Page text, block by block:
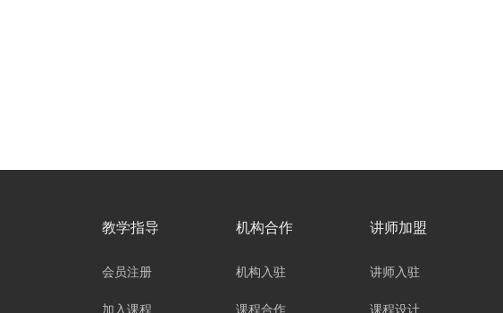
教学指导
会员注册
加入课程
机构合作
机构入驻
课程合作
讲师加盟
讲师入驻
课程设计